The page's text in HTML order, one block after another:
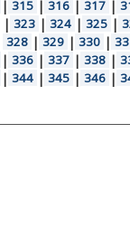
| 315 | 316 | 317 |
| 323 | 324 | 325 |
328 | 329 | 330 |
| 336 | 337 | 338 |
| 344 | 345 | 346 |